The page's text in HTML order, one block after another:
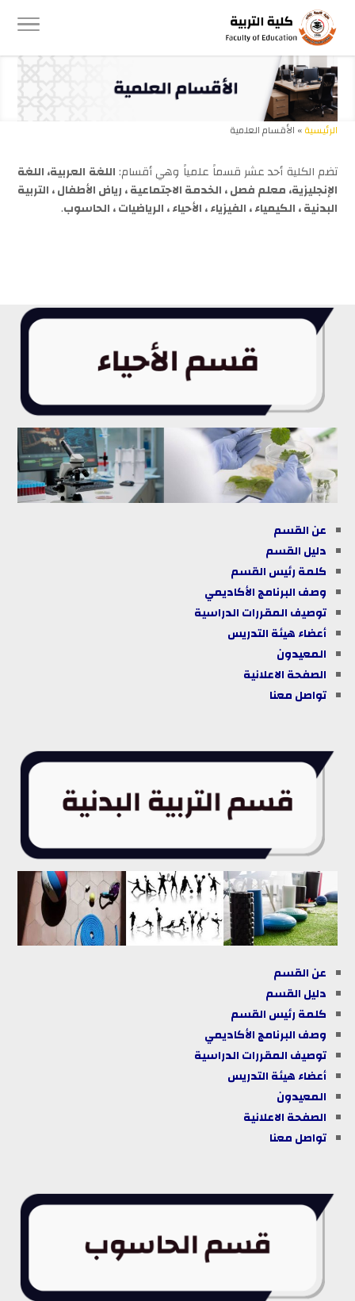
الرئيسية» الأقسام العلمية
تضم الكلية أحد عشر قسماً علمياً وهي أقسام:اللغة العربية، اللغة
الإنجليزية، معلم فصل ، الخدمة الاجتماعية ، رياض الأطفال ، التربية
البدنية ، الكيمياء ، الفيزياء ، الأحياء ، الرياضيات ، الحاسوب.
عن القسم
دليل القسم
كلمة رئيس القسم
وصف البرنامج الأكاديمي
توصيف المقررات الدراسية
أعضاء هيئة التدريس
المعيدون
الصفحة الاعلانية
تواصل معنا
عن القسم
دليلالقسم
كلمة رئيس القسم
وصف البرنامج الأكاديمي
توصيف المقررات الدراسية
أعضاء هيئة التدريس
المعيدون
الصفحة الاعلانية
تواصل معنا